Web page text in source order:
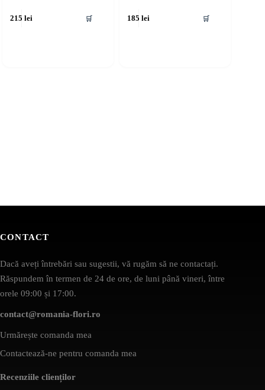
215lei 🛒 185lei 🛒
CONTACT
Dacă aveți întrebări sau sugestii, vă rugăm să ne contactați.
Răspundem în termen de 24 de ore, de luni până vineri, între
orele 09:00 și 17:00.
contact@romania-flori.ro
Urmărește comanda mea
Contactează-ne pentru comanda mea
Recenziile clienților